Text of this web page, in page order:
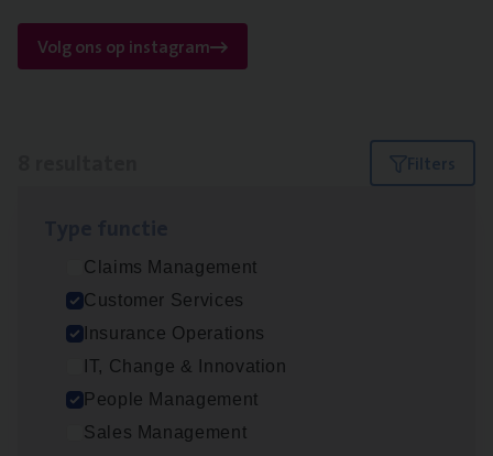
Volg ons op instagram
Filters
Claims Management
Customer Services
Insurance Operations
IT, Change & Innovation
People Management
Sales Management
Dos­sier­be­heer­der ver­ze­ke­rin­gen — Soci­al
Pro­fit en Public
Insurance Operations
Antwerpen